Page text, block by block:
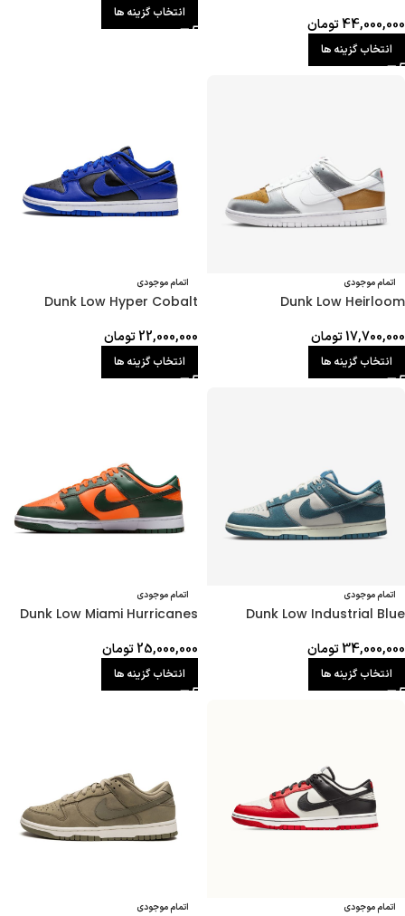
44,000,000تومان
انتخاب گزینه ها
انتخاب گزینه ها
اتمام موجودی
Dunk Low Heirloom
17,700,000تومان
انتخاب گزینه ها
اتمام موجودی
Dunk Low Hyper Cobalt
22,000,000تومان
انتخاب گزینه ها
اتمام موجودی
Dunk Low Industrial Blue
34,000,000تومان
انتخاب گزینه ها
اتمام موجودی
Dunk Low Miami Hurricanes
25,000,000تومان
انتخاب گزینه ها
اتمام موجودی اتمام موجودی